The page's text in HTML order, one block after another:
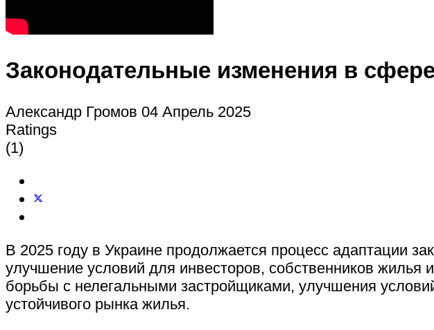
Законодательные изменения в
Александр Громов 04 Апрель 2025
Ratings
(1)
В 2025 году в Украине продолжается процесс адаптации
улучшение условий для инвесторов, собственников
борьбы с нелегальными застройщиками, улучшения
устойчивого рынка жилья.